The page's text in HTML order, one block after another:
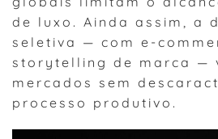
de luxo. Ainda assim, a
seletiva — com e-
storytelling de marca —
mercados sem
processo produtivo.